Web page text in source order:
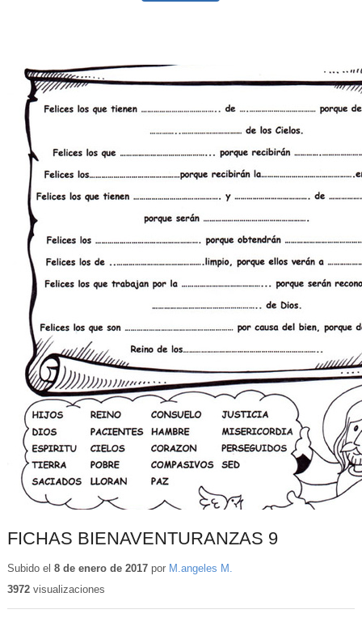
FICHAS BIENAVENTURANZAS 9
Subido el 8 de enero de 2017por M.angeles M.
3972visualizaciones